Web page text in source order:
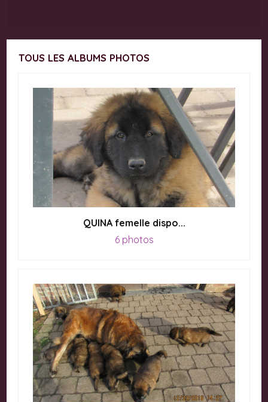
TOUS LES ALBUMS PHOTOS
QUINA femelle dispo...
6 photos